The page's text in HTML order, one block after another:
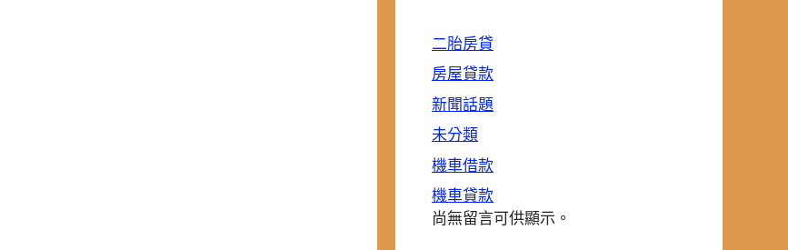
二胎房貸
房屋貸款
新聞話題
未分類
機車借款
機車貸款
尚無留言可供顯示。